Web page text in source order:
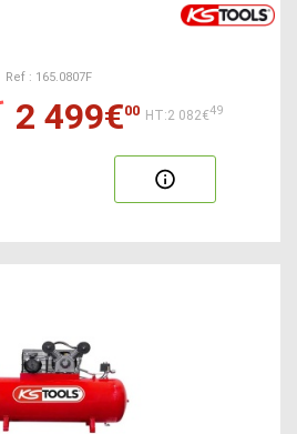
Ref : 165.0807F
2 499€00 HT:2 082€49